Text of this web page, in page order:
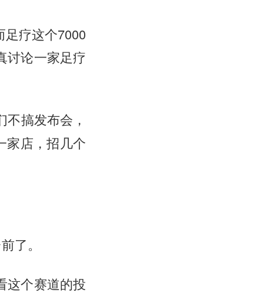
足疗这个7000
讨论一家足疗
搞发布会，
家店，招几个
了。
这个赛道的投